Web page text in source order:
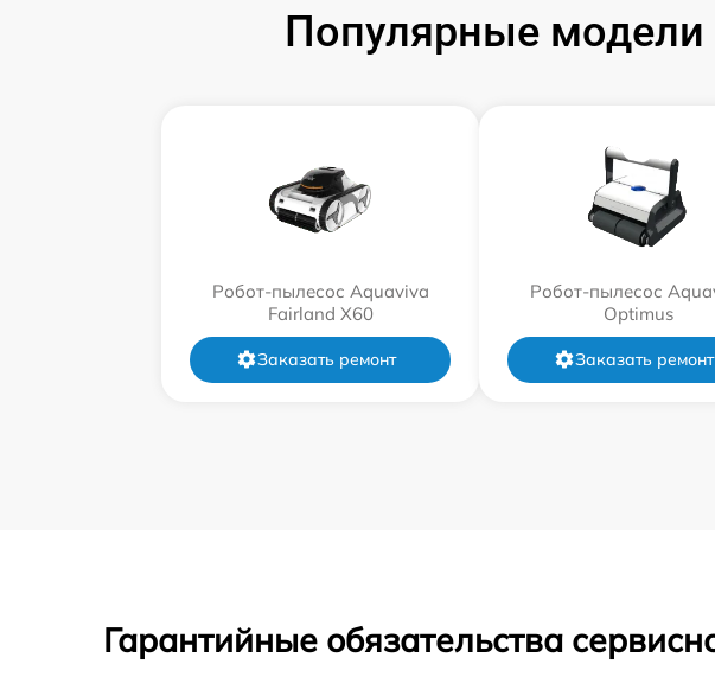
Популярные модели
Робот-пылесос Aquaviva
Fairland X60
Заказать ремонт
Робот-пылесос
Optimus
Заказать ремонт
Гарантийные обязательства